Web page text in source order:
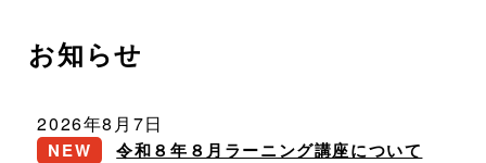
お知らせ
2026年8月7日
令和８年８月ラーニング講座について